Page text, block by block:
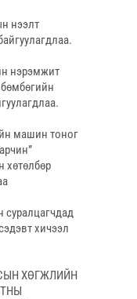
нээлт
нэрэмжит
машин тоног
суралцагчдад
хичээл
ХӨГЖЛИЙН